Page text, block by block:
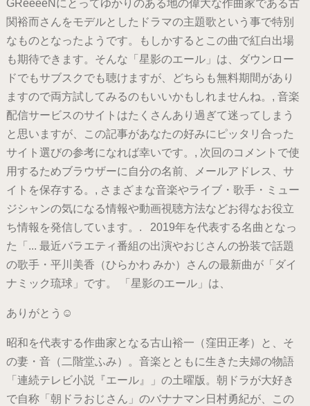
GReeeeNにとってゆかりのある地の偉大な作曲家である古
関裕而さんをモデルとしたドラマの主題歌という事で特別
なものとなったようです。もしかするとこの曲で紅白出場
も期待できます。そんな「星影のエール」は、ダウンロー
ドでもサブスクでも聴けますが、どちらも無料期間があり
ますので両方試してみるのもいいかもしれませんね。, 音楽
配信サービスのサイトはたくさんあり過ぎて迷ってしまう
と思いますが、この記事があなたの好みにピッタリ合った
サイト選びの参考になれば幸いです。, 次回のコメントで使
用するためブラウザーに自分の名前、メールアドレス、サ
イトを保存する。, さまざまな音楽やライブ・歌手・ミュー
ジシャンの気になる情報や動画視聴方法などお得なお役立
ち情報を発信しています。. 2019年を代表する名曲となっ
た「... 最近バラエティ番組の出演やおじさんの扮装で話題
の歌手・平川美香（ひらかわ みか）さんの最新曲が「ダイ
ナミック琉球」です。 「星影のエール」は、
ありがとう☺️
昭和を代表する作曲家となる古山裕一（窪田正孝）と、そ
の妻・音（二階堂ふみ）。音楽とともに生きた夫婦の物語
「連続テレビ小説『エール』」の土曜版。朝ドラが大好き
で自称「朝ドラおじさん」のバナナマン日村勇紀が、この